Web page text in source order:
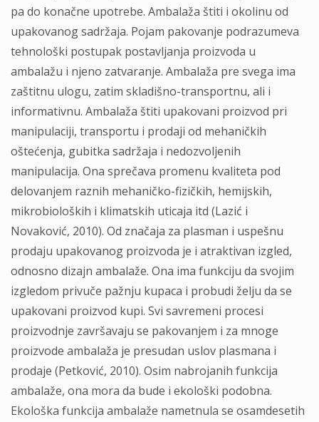
pa do konačne upotrebe. Ambalaža štiti i okolinu od
upakovanog sadržaja. Pojam pakovanje podrazumeva
tehnološki postupak postavljanja proizvoda u
ambalažu i njeno zatvaranje. Ambalaža pre svega ima
zaštitnu ulogu, zatim skladišno-transportnu, ali i
informativnu. Ambalaža štiti upakovani proizvod pri
manipulaciji, transportu i prodaji od mehaničkih
oštećenja, gubitka sadržaja i nedozvoljenih
manipulacija. Ona sprečava promenu kvaliteta pod
delovanjem raznih mehaničko-fizičkih, hemijskih,
mikrobioloških i klimatskih uticaja itd (Lazić i
Novaković, 2010). Od značaja za plasman i uspešnu
prodaju upakovanog proizvoda je i atraktivan izgled,
odnosno dizajn ambalaže. Ona ima funkciju da svojim
izgledom privuče pažnju kupaca i probudi želju da se
upakovani proizvod kupi. Svi savremeni procesi
proizvodnje završavaju se pakovanjem i za mnoge
proizvode ambalaža je presudan uslov plasmana i
prodaje (Petković, 2010). Osim nabrojanih funkcija
ambalaže, ona mora da bude i ekološki podobna.
Ekološka funkcija ambalaže nametnula se osamdesetih